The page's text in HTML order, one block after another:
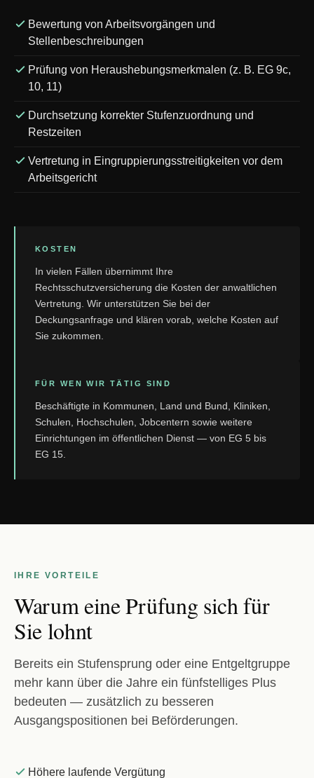
Bewertung von Arbeitsvorgängen und
Stellenbeschreibungen
Prüfung von Heraushebungsmerkmalen (z. B. EG 9c,
10, 11)
Durchsetzung korrekter Stufenzuordnung und
Restzeiten
Vertretung in Eingruppierungsstreitigkeiten vor dem
Arbeitsgericht
KOSTEN
In vielen Fällen übernimmt Ihre
Rechtsschutzversicherung die Kosten der anwaltlichen
Vertretung. Wir unterstützen Sie bei der
Deckungsanfrage und klären vorab, welche Kosten auf
Sie zukommen.
FÜR WEN WIR TÄTIG SIND
Beschäftigte in Kommunen, Land und Bund, Kliniken,
Schulen, Hochschulen, Jobcentern sowie weitere
Einrichtungen im öffentlichen Dienst — von EG 5 bis
EG 15.
IHRE VORTEILE
Warum eine Prüfung sich für
Sie lohnt
Bereits ein Stufensprung oder eine Entgeltgruppe
mehr kann über die Jahre ein fünfstelliges Plus
bedeuten — zusätzlich zu besseren
Ausgangspositionen bei Beförderungen.
Höhere laufende Vergütung